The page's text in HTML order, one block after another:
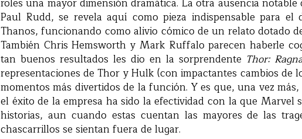
Paul Rudd, se revela aquí como pieza indispensable para
Thanos, funcionando como alivio cómico de un relato dotado
También Chris Hemsworth y Mark Ruffalo parecen haberle
tan buenos resultados les dio en la sorprendente Thor:
representaciones de Thor y Hulk (con impactantes cambios de
momentos más divertidos de la función. Y es que, una vez
el éxito de la empresa ha sido la efectividad con la que Marvel
historias, aun cuando estas cuentan las mayores de las
chascarrillos se sientan fuera de lugar.